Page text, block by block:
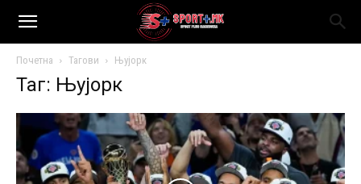
Почетна Тагови Њујорк
Таг: Њујорк